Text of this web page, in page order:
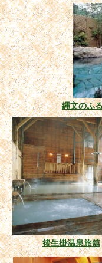
縄文のふ
後生掛温泉旅舘